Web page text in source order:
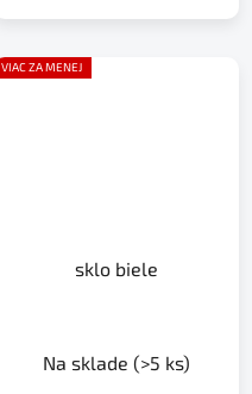
VIAC ZA MENEJ
sklo biele
Na sklade (>5 ks)